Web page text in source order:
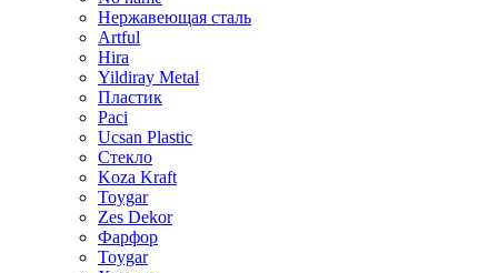
Нержавеющая сталь
Artful
Hira
Yildiray Metal
Пластик
Paci
Ucsan Plastic
Стекло
Koza Kraft
Toygar
Zes Dekor
Фарфор
Toygar